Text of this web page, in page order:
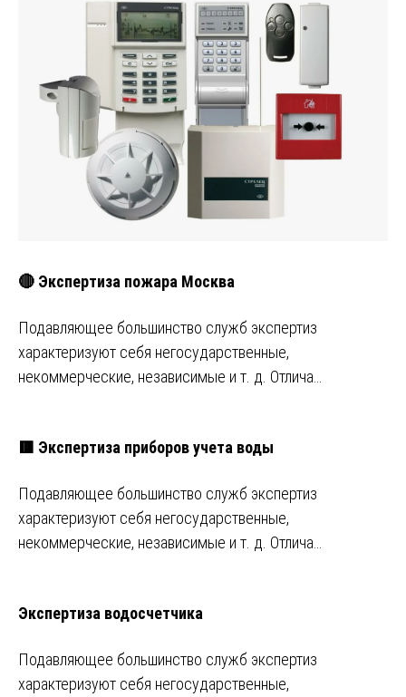
🔴 Экспертиза пожара Москва
Подавляющее большинство служб экспертиз
характеризуют себя негосударственные,
некоммерческие, независимые и т. д. Отлича…
🟥 Экспертиза приборов учета воды
Подавляющее большинство служб экспертиз
характеризуют себя негосударственные,
некоммерческие, независимые и т. д. Отлича…
Экспертиза водосчетчика
Подавляющее большинство служб экспертиз
характеризуют себя негосударственные,